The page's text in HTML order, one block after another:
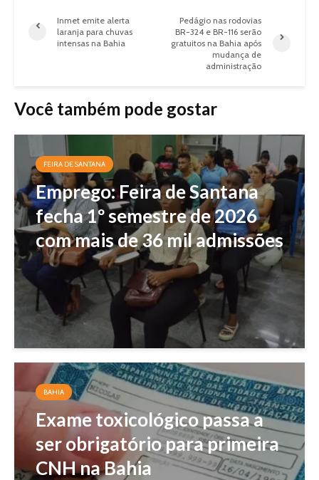
Inmet emite alerta
laranja para chuvas
intensas na Bahia
Pedágio nas rodovias
BR-324 e BR-116 serão
gratuitos na Bahia após
mudança de
administração
Você também pode gostar
FEIRA DE SANTANA
Emprego: Feira de Santana
fecha 1º semestre de 2026
com mais de 36 mil admissões
BAHIA
Exame toxicológico passa a
ser obrigatório para primeira
CNH na Bahia